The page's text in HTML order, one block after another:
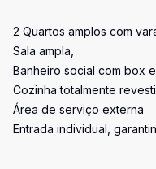
2 Quartos amplos com
Sala ampla,
Banheiro social com box
Cozinha totalmente
Área de serviço externa
Entrada individual,